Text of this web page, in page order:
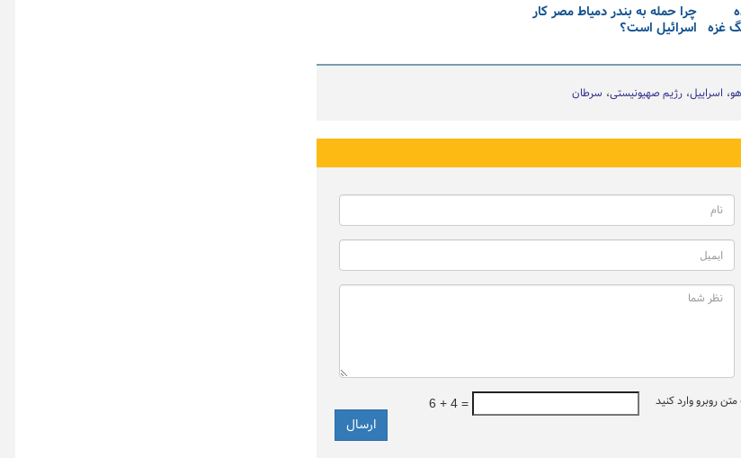
غزه
چرا حمله به بندر دمیاط مصر کار
اسرائیل است؟
اسراییل رژیم صهیونیستی سرطان
روبرو وارد کنید 6 + 4 =